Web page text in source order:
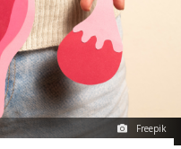
Freepik